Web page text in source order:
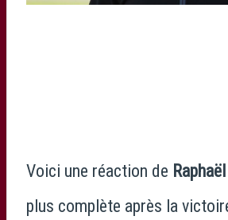
Voici une réaction de
plus complète après la